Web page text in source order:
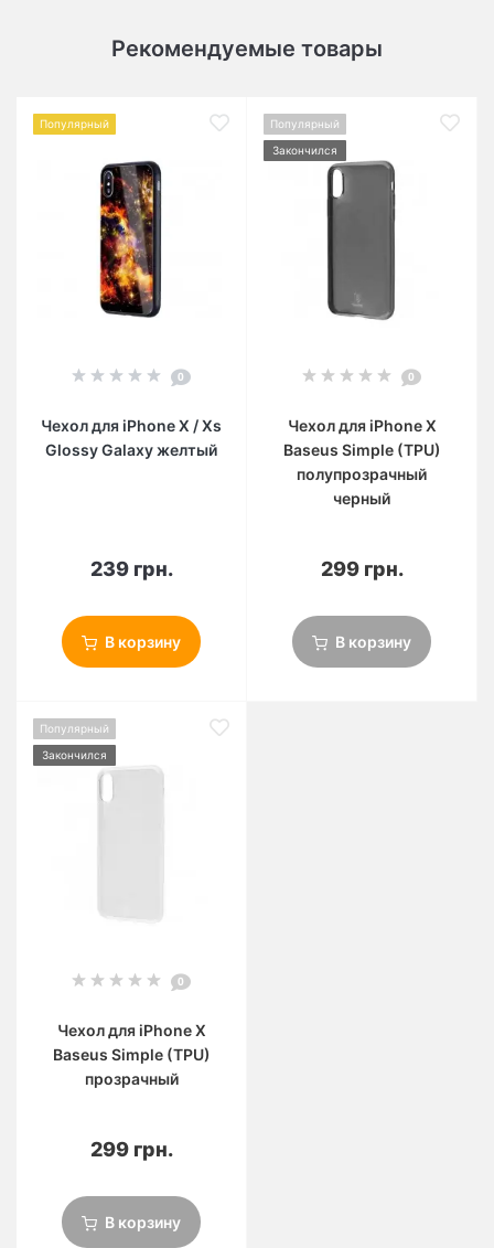
Рекомендуемые товары
Популярный
0
Чехол для iPhone X / Xs
Glossy Galaxy желтый
239 грн.
В корзину
Популярный
Закончился
0
Чехол для iPhone X
Baseus Simple (TPU)
полупрозрачный
черный
299 грн.
В корзину
Популярный
Закончился
0
Чехол для iPhone X
Baseus Simple (TPU)
прозрачный
299 грн.
В корзину